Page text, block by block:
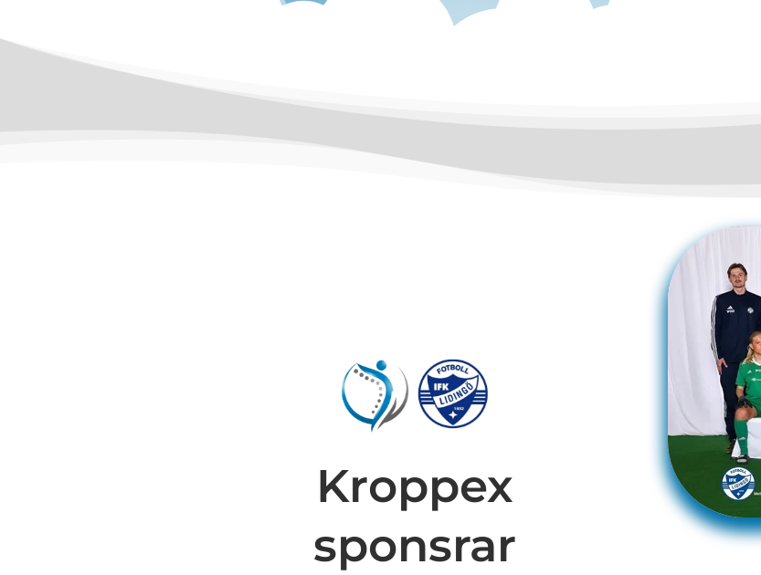
Kroppex
sponsrar